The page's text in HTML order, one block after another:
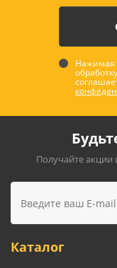
Нажимая
Получайте акции
Каталог